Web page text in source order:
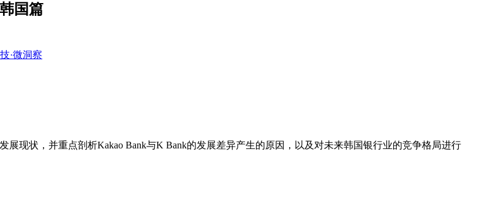
国篇
·微洞察
现状，并重点剖析Kakao Bank与K Bank的发展差异产生的原因，以及对未来韩国银行业的竞争格局进行